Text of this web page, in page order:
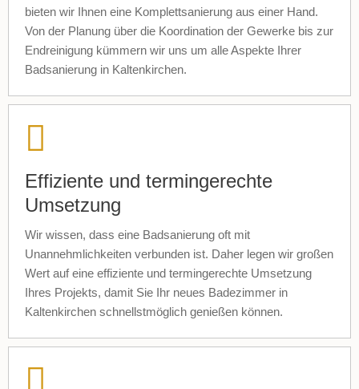
bieten wir Ihnen eine Komplettsanierung aus einer Hand.
Von der Planung über die Koordination der Gewerke bis zur
Endreinigung kümmern wir uns um alle Aspekte Ihrer
Badsanierung in Kaltenkirchen.
Effiziente und termingerechte
Umsetzung
Wir wissen, dass eine Badsanierung oft mit
Unannehmlichkeiten verbunden ist. Daher legen wir großen
Wert auf eine effiziente und termingerechte Umsetzung
Ihres Projekts, damit Sie Ihr neues Badezimmer in
Kaltenkirchen schnellstmöglich genießen können.